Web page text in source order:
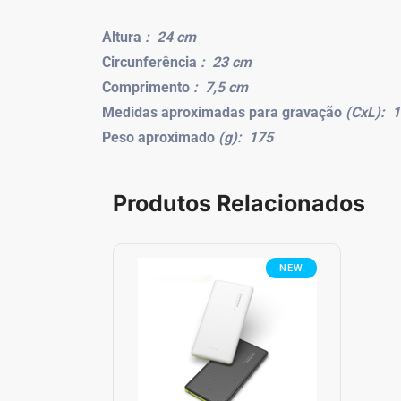
Altura : 24 cm
Circunferência : 23 cm
Comprimento : 7,5 cm
Medidas aproximadas para gravação (CxL):
Peso aproximado (g): 175
Produtos Relacionados
NEW